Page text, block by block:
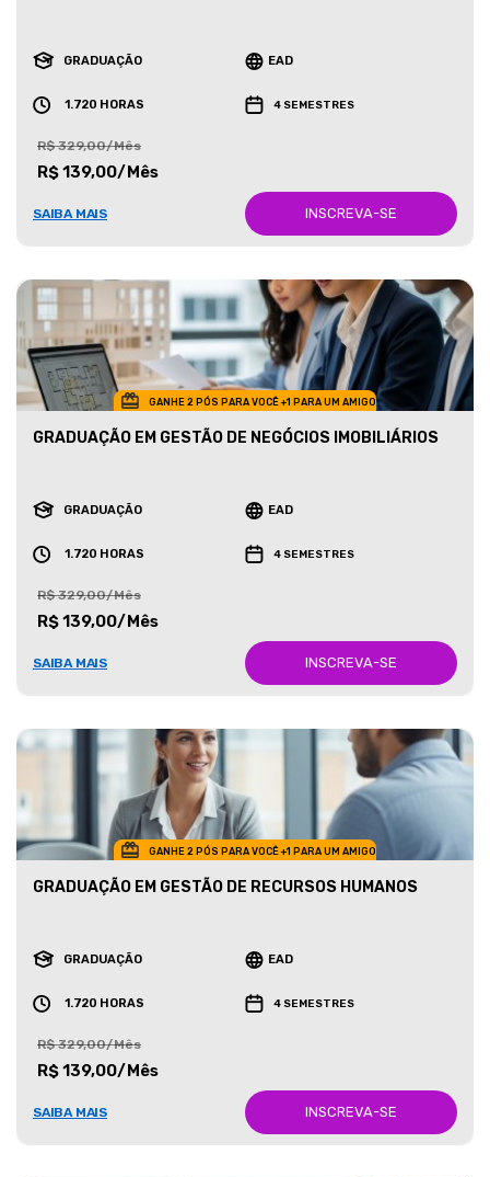
GRADUAÇÃO EAD
1.720 HORAS 4 SEMESTRES
R$ 329,00/Mês
R$ 139,00/Mês
SAIBA MAIS INSCREVA-SE
GANHE 2 PÓS PARA VOCÊ +1 PARA UM AMIGO
GRADUAÇÃO EM GESTÃO DE NEGÓCIOS IMOBILIÁRIOS
GRADUAÇÃO EAD
1.720 HORAS 4 SEMESTRES
R$ 329,00/Mês
R$ 139,00/Mês
SAIBA MAIS INSCREVA-SE
GANHE 2 PÓS PARA VOCÊ +1 PARA UM AMIGO
GRADUAÇÃO EM GESTÃO DE RECURSOS HUMANOS
GRADUAÇÃO EAD
1.720 HORAS 4 SEMESTRES
R$ 329,00/Mês
R$ 139,00/Mês
SAIBA MAIS INSCREVA-SE